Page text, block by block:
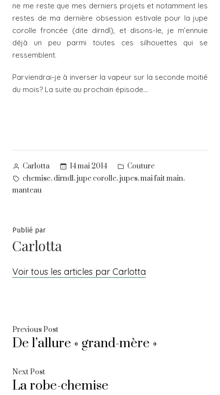
ne me reste que mes derniers projets et notamment les
restes de ma dernière obsession estivale pour la jupe
corolle froncée (dite dirndl), et disons-le, je m’ennuie
déjà un peu parmi toutes ces silhouettes qui se
ressemblent.
Parviendrai-je à inverser la vapeur sur la seconde moitié
du mois? La suite au prochain épisode…
Posted
by
Carlotta 14 mai 2014
Posted
in
Couture
Tags:
chemise, dirndl,jupe corolle,jupes,mai fait main,
manteau
Publié par
Carlotta
Voir tous les articles par Carlotta
Navigation
de
l’article
Previous PostPrevious
post:
De l’allure « grand-mère »
Next PostNext
post:
La robe-chemise